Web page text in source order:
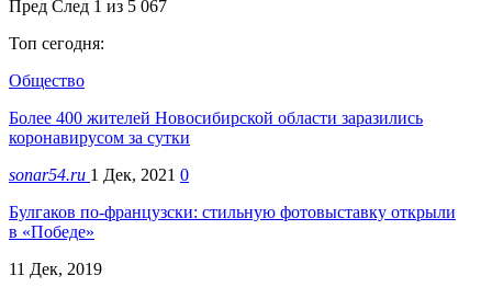
Пред След 1 из 5 067
Топ сегодня:
Общество
Более 400 жителей Новосибирской области заразились
коронавирусом за сутки
sonar54.ru 1 Дек, 2021 0
Булгаков по-французски: стильную фотовыставку открыли
в «Победе»
11 Дек, 2019